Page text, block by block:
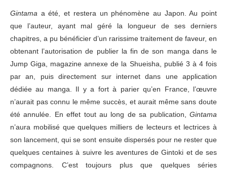
Gintama a été, et restera un phénomène au Japon. Au point
que l’auteur, ayant mal géré la longueur de ses derniers
chapitres, a pu bénéficier d’un rarissime traitement de faveur, en
obtenant l’autorisation de publier la fin de son manga dans le
Jump Giga, magazine annexe de la Shueisha, publié 3 à 4 fois
par an, puis directement sur internet dans une application
dédiée au manga. Il y a fort à parier qu’en France, l’œuvre
n’aurait pas connu le même succès, et aurait même sans doute
été annulée. En effet tout au long de sa publication, Gintama
n’aura mobilisé que quelques milliers de lecteurs et lectrices à
son lancement, qui se sont ensuite dispersés pour ne rester que
quelques centaines à suivre les aventures de Gintoki et de ses
compagnons. C’est toujours plus que quelques séries